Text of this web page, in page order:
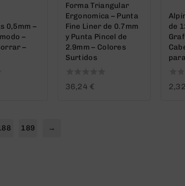
0,5mm –
–
–
Forma Triangular
Ergonomica – Punta
Fine Liner de 0.7mm
y Punta Pincel de
2.9mm – Colores
Surtidos
0
36,24 €
de
0
2,32
189 →